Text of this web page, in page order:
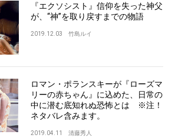
『エクソシスト』信仰を失った神父
が、“神”を取り戻すまでの物語
2019.12.03 竹島ルイ
ロマン・ポランスキーが『ローズマ
リーの赤ちゃん』に込めた、日常の
中に潜む底知れぬ恐怖とは ※注！
ネタバレ含みます。
2019.04.11 清藤秀人